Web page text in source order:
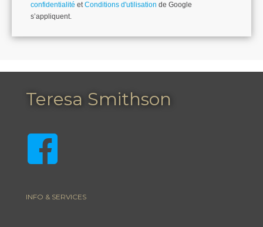
confidentialité etConditions d'utilisation de Google
s’appliquent.
Teresa Smithson
INFO & SERVICES